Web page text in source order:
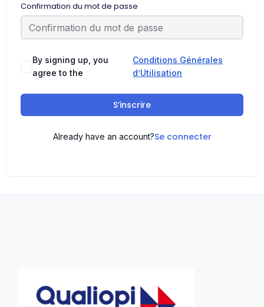
Confirmation du mot de passe
By signing up, you
agree to the
Conditions Générales
d’Utilisation
S’inscrire
Already have an account?Se connecter